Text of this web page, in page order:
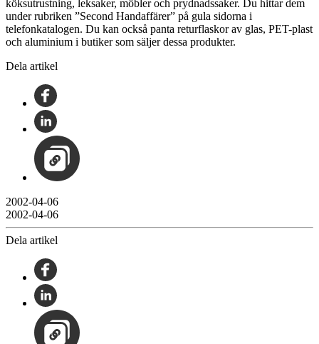
köksutrustning, leksaker, möbler och prydnadssaker. Du hittar dem
under rubriken ”Second Handaffärer” på gula sidorna i
telefonkatalogen. Du kan också panta returflaskor av glas, PET-plast
och aluminium i butiker som säljer dessa produkter.
Dela artikel
2002-04-06
2002-04-06
Dela artikel